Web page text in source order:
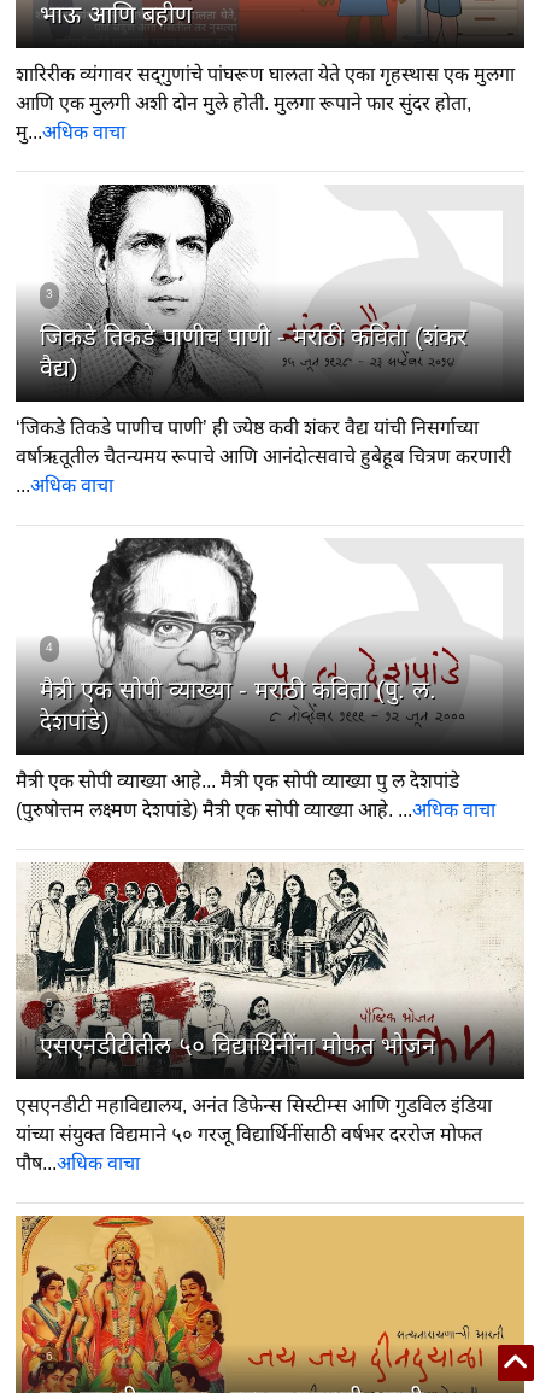
भाऊ आणि बहीण
शारिरीक व्यंगावर सद्‍गुणांचे पांघरूण घालता येते एका गृहस्थास एक मुलगा
आणि एक मुलगी अशी दोन मुले होती. मुलगा रूपाने फार सुंदर होता,
मु...अधिक वाचा
3
जिकडे तिकडे पाणीच पाणी - मराठी कविता (शंकर
वैद्य)
‘जिकडे तिकडे पाणीच पाणी’ ही ज्येष्ठ कवी शंकर वैद्य यांची निसर्गाच्या
वर्षाऋतूतील चैतन्यमय रूपाचे आणि आनंदोत्सवाचे हुबेहूब चित्रण करणारी
...अधिक वाचा
4
मैत्री एक सोपी व्याख्या - मराठी कविता (पु. ल.
देशपांडे)
मैत्री एक सोपी व्याख्या आहे... मैत्री एक सोपी व्याख्या पु ल देशपांडे
(पुरुषोत्तम लक्ष्मण देशपांडे) मैत्री एक सोपी व्याख्या आहे. ...अधिक वाचा
5
एसएनडीटीतील ५० विद्यार्थिनींना मोफत भोजन
एसएनडीटी महाविद्यालय, अनंत डिफेन्स सिस्टीम्स आणि गुडविल इंडिया
यांच्या संयुक्त विद्यमाने ५० गरजू विद्यार्थिनींसाठी वर्षभर दररोज मोफत
पौष...अधिक वाचा
6